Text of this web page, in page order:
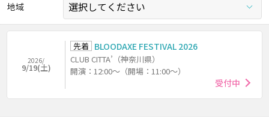
地域
2026/
9/19(土)
先着 BLOODAXE FESTIVAL 2026
CLUB CITTA’（神奈川県）
開演：12:00～（開場：11:00～）
受付中